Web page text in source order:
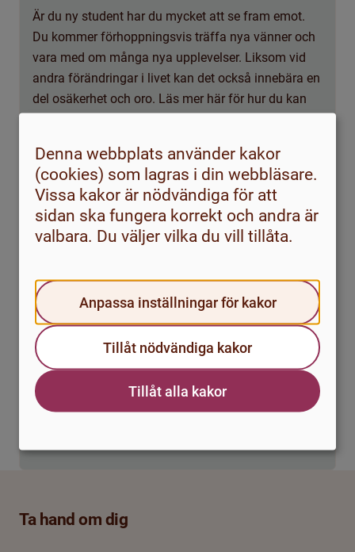
Är du ny student har du mycket att se fram emot.
Du kommer förhoppningsvis träffa nya vänner och
vara med om många nya upplevelser. Liksom vid
andra förändringar i livet kan det också innebära en
del osäkerhet och oro. Läs mer här för hur du kan
Studenternas ordlista
Om du är ny som student kommer du troligtvis att
stöta på flera ord och uttryck som du aldrig hört
innan. Här är en ordlista för studenter!
Ta hand om dig
Denna webbplats använder kakor
(cookies) som lagras i din webbläsare.
Vissa kakor är nödvändiga för att
sidan ska fungera korrekt och andra är
valbara. Du väljer vilka du vill tillåta.
Anpassa inställningar för kakor
Tillåt nödvändiga kakor
Tillåt alla kakor